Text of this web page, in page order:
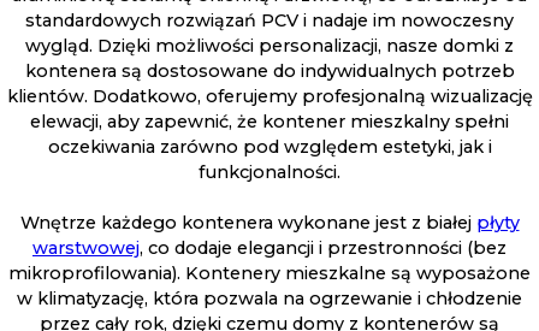
standardowych rozwiązań PCV i nadaje im nowoczesny
wygląd. Dzięki możliwości personalizacji, nasze domki z
kontenera są dostosowane do indywidualnych potrzeb
klientów. Dodatkowo, oferujemy profesjonalną wizualizację
elewacji, aby zapewnić, że kontener mieszkalny spełni
oczekiwania zarówno pod względem estetyki, jak i
funkcjonalności.
Wnętrze każdego kontenera wykonane jest z białej płyty
warstwowej, co dodaje elegancji i przestronności (bez
mikroprofilowania). Kontenery mieszkalne są wyposażone
w klimatyzację, która pozwala na ogrzewanie i chłodzenie
przez cały rok, dzięki czemu domy z kontenerów są